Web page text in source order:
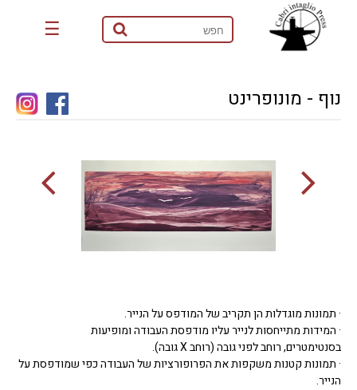
☰
נוף - מונופרינט
· תמונות מוגדלות הן תקריב של המודפס על הנייר.
· המידות מתייחסות לנייר עליו מודפסת העבודה ומופיעות
בסנטימטרים, רוחב לפני גובה (רוחב X גובה).
· תמונות קטנות משקפות את הפרופורציות של העבודה כפי שמודפסת על
הנייר.